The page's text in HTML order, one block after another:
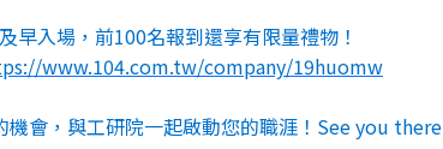
早入場，前100名報到還享有限量禮物！
www.104.com.tw/company/19huomw
會，與工研院一起啟動您的職涯！ See you there